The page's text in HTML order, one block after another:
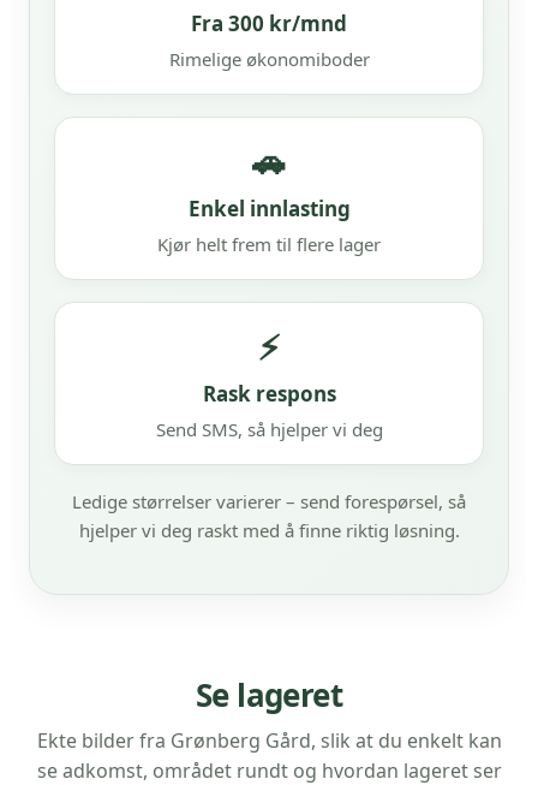
Fra 300 kr/mnd
Rimelige økonomiboder
🚗
Enkel innlasting
Kjør helt frem til flere lager
⚡
Rask respons
Send SMS, så hjelper vi deg
Ledige størrelser varierer – send forespørsel, så
hjelper vi deg raskt med å finne riktig løsning.
Se lageret
Ekte bilder fra Grønberg Gård, slik at du enkelt kan
se adkomst, området rundt og hvordan lageret ser